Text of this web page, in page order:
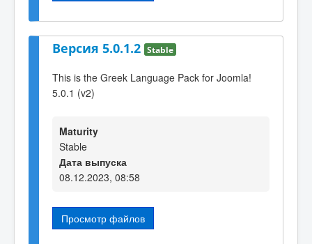
Версия 5.0.1.2 Stable
This is the Greek Language Pack for Joomla!
5.0.1 (v2)
Maturity
Stable
Дата выпуска
08.12.2023, 08:58
Просмотр файлов